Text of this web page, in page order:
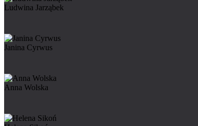
Ludwina Jarząbek
Janina Cyrwus
Anna Wolska